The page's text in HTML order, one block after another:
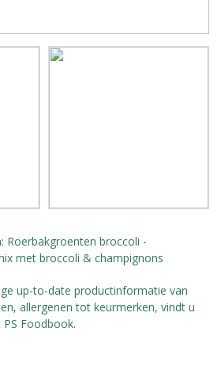
Roerbakgroenten broccoli -
met broccoli & champignons
up-to-date productinformatie van
allergenen tot keurmerken, vindt u
Foodbook.